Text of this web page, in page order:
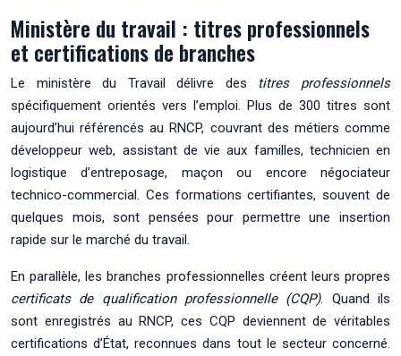
Ministère du travail : titres professionnels
et certifications de branches
Le ministère du Travail délivre des titres professionnels
spécifiquement orientés vers l’emploi. Plus de 300 titres sont
aujourd’hui référencés au RNCP, couvrant des métiers comme
développeur web, assistant de vie aux familles, technicien en
logistique d’entreposage, maçon ou encore négociateur
technico-commercial. Ces formations certifiantes, souvent de
quelques mois, sont pensées pour permettre une insertion
rapide sur le marché du travail.
En parallèle, les branches professionnelles créent leurs propres
certificats de qualification professionnelle (CQP). Quand ils
sont enregistrés au RNCP, ces CQP deviennent de véritables
certifications d’État, reconnues dans tout le secteur concerné.